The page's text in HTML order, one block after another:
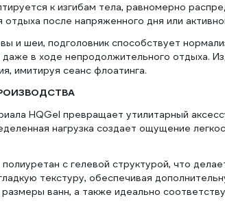
к изгибам тела, равномерно
после напряженного дня или
и шеи, подголовник способствует
в ходе непродолжительного отдыха.
имитируя сеанс флоатинга.
HQGel превращает утилитарный
нагрузка создает ощущение
с гелевой структурой, что
текстуру, обеспечивая
ванн, а также идеально